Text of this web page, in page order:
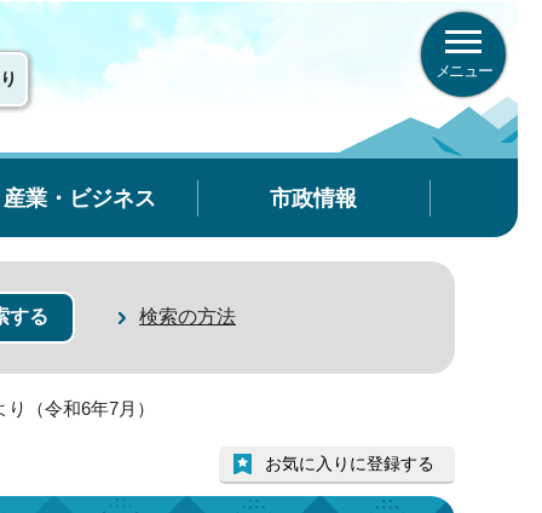
メニュー
産業・ビジネス 市政情報
検索の方法
（令和6年7月）
お気に入りに登録する